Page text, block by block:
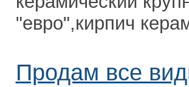
"евро",кирпич
Продам все